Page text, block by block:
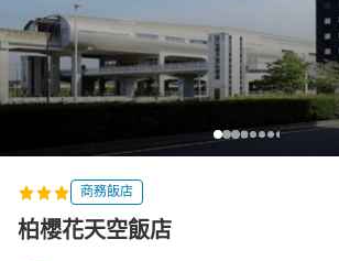
商務飯店
柏櫻花天空飯店